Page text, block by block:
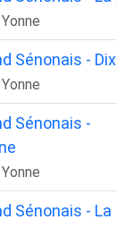
Sénonais -
Sénonais -
Sénonais - La